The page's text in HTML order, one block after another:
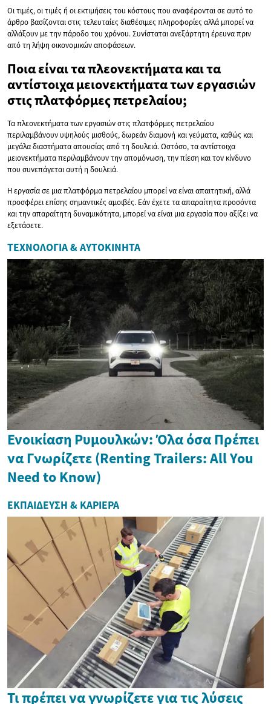
Οι τιμές, οι τιμές ή οι εκτιμήσεις του κόστους που αναφέρονται σε αυτό το
άρθρο βασίζονται στις τελευταίες διαθέσιμες πληροφορίες αλλά μπορεί να
αλλάξουν με την πάροδο του χρόνου. Συνίσταται ανεξάρτητη έρευνα πριν
από τη λήψη οικονομικών αποφάσεων.
Ποια είναι τα πλεονεκτήματα και τα
αντίστοιχα μειονεκτήματα των εργασιών
στις πλατφόρμες πετρελαίου;
Τα πλεονεκτήματα των εργασιών στις πλατφόρμες πετρελαίου
περιλαμβάνουν υψηλούς μισθούς, δωρεάν διαμονή και γεύματα, καθώς και
μεγάλα διαστήματα απουσίας από τη δουλειά. Ωστόσο, τα αντίστοιχα
μειονεκτήματα περιλαμβάνουν την απομόνωση, την πίεση και τον κίνδυνο
που συνεπάγεται αυτή η δουλειά.
Η εργασία σε μια πλατφόρμα πετρελαίου μπορεί να είναι απαιτητική, αλλά
προσφέρει επίσης σημαντικές αμοιβές. Εάν έχετε τα απαραίτητα προσόντα
και την απαραίτητη δυναμικότητα, μπορεί να είναι μια εργασία που αξίζει να
εξετάσετε.
ΤΕΧΝΟΛΟΓΊΑ & ΑΥΤΟΚΊΝΗΤΑ
Ενοικίαση Ρυμουλκών: Όλα όσα Πρέπει
να Γνωρίζετε (Renting Trailers: All You
Need to Know)
ΕΚΠΑΊΔΕΥΣΗ & ΚΑΡΙΈΡΑ
Τι πρέπει να γνωρίζετε για τις λύσεις